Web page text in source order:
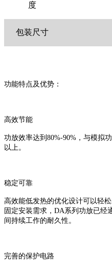
度
包装尺寸
功能特点及优势：
高效节能
功放效率达到80%-90%，与模拟
以上。
稳定可靠
高效能低发热的优化设计可以轻
固定安装需求，DA系列功放已经
间持续工作的耐久性。
完善的保护电路